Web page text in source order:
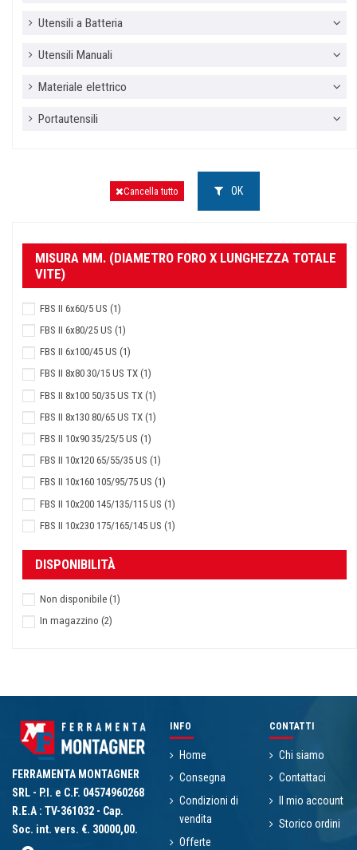
Utensili a Batteria
Utensili Manuali
Materiale elettrico
Portautensili
Cancella tutto OK
MISURA MM. (DIAMETRO FORO X LUNGHEZZA TOTALE
VITE)
FBS II 6x60/5 US (1)
FBS II 6x80/25 US (1)
FBS II 6x100/45 US (1)
FBS II 8x80 30/15 US TX (1)
FBS II 8x100 50/35 US TX (1)
FBS II 8x130 80/65 US TX (1)
FBS II 10x90 35/25/5 US (1)
FBS II 10x120 65/55/35 US (1)
FBS II 10x160 105/95/75 US (1)
FBS II 10x200 145/135/115 US (1)
FBS II 10x230 175/165/145 US (1)
FBS II 6x40/5 SK(1)
DISPONIBILITÀ
Non disponibile (1)
In magazzino (2)
FERRAMENTA MONTAGNER
SRL - P.I. e C.F. 04574960268
R.E.A : TV-361032 - Cap.
Soc. int. vers. €. 30000,00.
INFO
Home
Consegna
Condizioni di
vendita
Offerte
CONTATTI
Chi siamo
Contattaci
Il mio account
Storico ordini